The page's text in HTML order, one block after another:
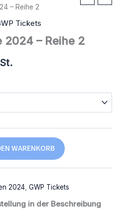
– Reihe 2
Tickets
2024 – Reihe 2
WARENKORB
2024 GWP Tickets
in der Beschreibung